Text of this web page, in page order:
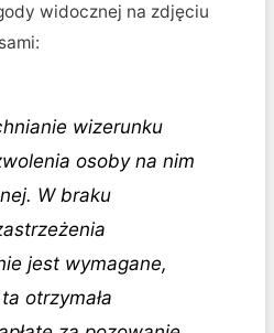
widocznej na zdjęciu
wizerunku
osoby na nim
W braku
jest wymagane,
otrzymała